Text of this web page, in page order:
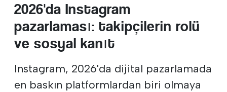
2026'da Instagram
pazarlaması: takipçilerin rolü
ve sosyal kanıt
Instagram, 2026'da dijital pazarlamada
en baskın platformlardan biri olmaya